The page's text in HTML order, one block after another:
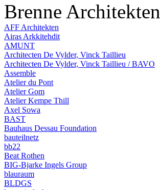
Brenne Architekten
AFF Architekten
Airas Arkkitehdit
AMUNT
Architecten De Vylder, Vinck Taillieu
Architecten De Vylder, Vinck Taillieu / BAVO
Assemble
Atelier du Pont
Atelier Gom
Atelier Kempe Thill
Axel Sowa
BAST
Bauhaus Dessau Foundation
bauteilnetz
bb22
Beat Rothen
BIG-Bjarke Ingels Group
blauraum
BLDGS